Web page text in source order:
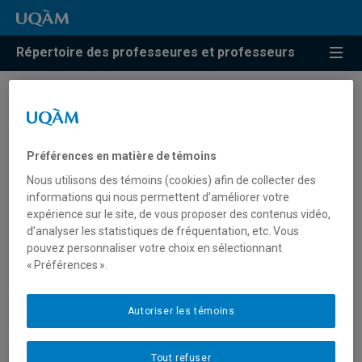
Répertoire des professeures et professeurs
Résultats de recherche pour
communautaire »
Gongora, Romeo
gongora.romeo@uqam.ca
Préférences en matière de témoins
Nous utilisons des témoins (cookies) afin de collecter des
informations qui nous permettent d’améliorer votre
expérience sur le site, de vous proposer des contenus vidéo,
d’analyser les statistiques de fréquentation, etc. Vous
pouvez personnaliser votre choix en sélectionnant
« Préférences ».
Tout refuser
Autoriser les témoins